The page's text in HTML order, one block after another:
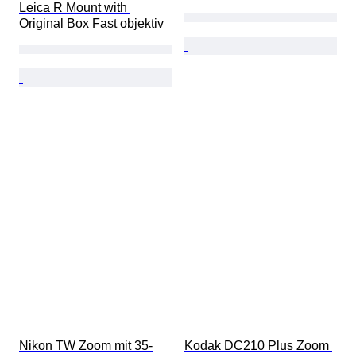
Leica R Mount with
Original Box Fast objektiv
Nikon TW Zoom mit 35-
Kodak DC210 Plus Zoom